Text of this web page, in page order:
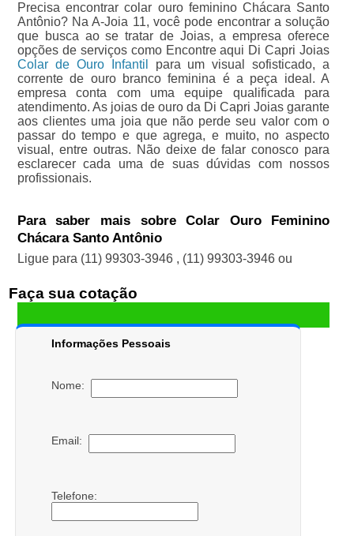
Precisa encontrar colar ouro feminino Chácara Santo
Antônio? Na A-Joia 11, você pode encontrar a solução
que busca ao se tratar de Joias, a empresa oferece
opções de serviços como Encontre aqui Di Capri Joias
Colar de Ouro Infantil
para um visual sofisticado, a
corrente de ouro branco feminina é a peça ideal. A
empresa conta com uma equipe qualificada para
atendimento. As joias de ouro da Di Capri Joias garante
aos clientes uma joia que não perde seu valor com o
passar do tempo e que agrega, e muito, no aspecto
visual, entre outras. Não deixe de falar conosco para
esclarecer cada uma de suas dúvidas com nossos
profissionais.
Para saber mais sobre Colar Ouro Feminino
Chácara Santo Antônio
Ligue para (11) 99303-3946 , (11) 99303-3946 ou
Faça sua cotação
Informações Pessoais
Nome:
Email:
Telefone: